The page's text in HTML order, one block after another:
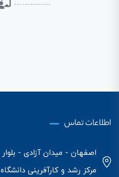
اطلاعات تماس
اصفهان - میدان آزادی -
مرکز رشد و کارآفرینی